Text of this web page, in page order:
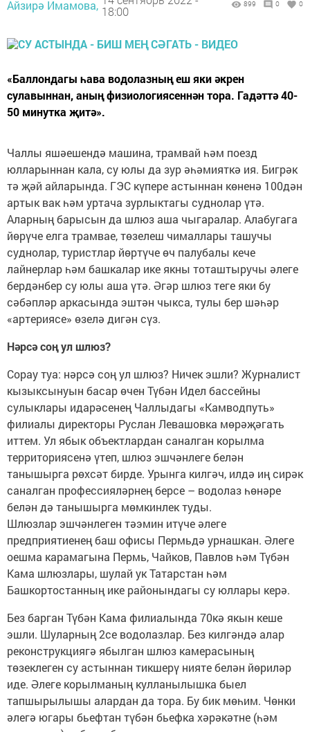
Айзирә Имамова, 18:00
899 0 0
«Баллондагы һава водолазның еш яки әкрен
сулавыннан, аның физиологиясеннән тора. Гадәттә 40-
50 минутка җитә».
Чаллы яшәешендә машина, трамвай һәм поезд
юлларыннан кала, су юлы да зур әһәмияткә ия. Бигрәк
тә җәй айларында. ГЭС күпере астыннан көненә 100дән
артык вак һәм уртача зурлыктагы суднолар үтә.
Аларның барысын да шлюз аша чыгаралар. Алабугага
йөрүче елга трамвае, төзелеш чималлары ташучы
суднолар, туристлар йөртүче өч палубалы кече
лайнерлар һәм башкалар ике якны тоташтыручы әлеге
бердәнбер су юлы аша үтә. Әгәр шлюз теге яки бу
сәбәпләр аркасында эштән чыкса, тулы бер шәһәр
«артериясе» өзелә дигән сүз.
Нәрсә соң ул шлюз?
Сорау туа: нәрсә соң ул шлюз? Ничек эшли? Журналист
кызыксынуын басар өчен Түбән Идел бассейны
сулыклары идарәсенең Чаллыдагы «Камводпуть»
филиалы директоры Руслан Левашовка мөрәҗәгать
иттем. Ул ябык объектлардан саналган корылма
территориясенә үтеп, шлюз эшчәнлеге белән
танышырга рөхсәт бирде. Урынга килгәч, илдә иң сирәк
саналган профессияләрнең берсе – водолаз һөнәре
белән дә танышырга мөмкинлек туды.
Шлюзлар эшчәнлеген тәэмин итүче әлеге
предприятиенең баш офисы Пермьдә урнашкан. Әлеге
оешма карамагына Пермь, Чайков, Павлов һәм Түбән
Кама шлюзлары, шулай ук Татарстан һәм
Башкортостанның ике районындагы су юллары керә.
Без барган Түбән Кама филиалында 70кә якын кеше
эшли. Шуларның 2се водолазлар. Без килгәндә алар
реконструкциягә ябылган шлюз камерасының
төзеклеген су астыннан тикшерү нияте белән йөриләр
иде. Әлеге корылманың кулланылышка быел
тапшырылышы алардан да тора. Бу бик мөһим. Чөнки
әлегә югары бьефтан түбән бьефка хәрәкәтне (һәм